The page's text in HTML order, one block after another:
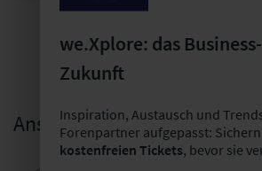
Ansprechpartnerin
we.Xplore: das
Zukunft
Inspiration, Austausch und
Forenpartner aufgepasst:
kostenfreien Tickets, bevor sie